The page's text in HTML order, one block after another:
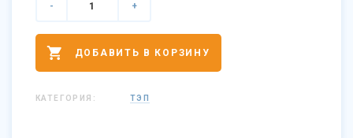
- +
ДОБАВИТЬ В КОРЗИНУ
КАТЕГОРИЯ: ТЭП